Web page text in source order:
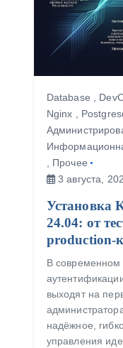
Database
Nginx
Прочее
3 августа,
Установка
24.04: от
production-
В
выходят на
надёжное,
управления